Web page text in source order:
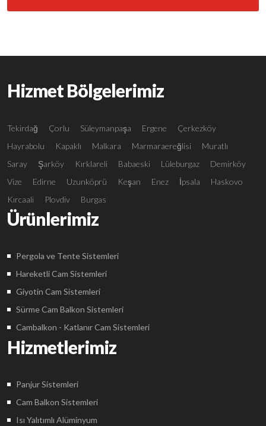
Hizmet Bölgelerimiz
Tekirdağ Çorlu Süleymanpaşa Ergene
Çerkezköy
Hayrabolu
Kapaklı Malkara Marmaraereğlisi
Muratlı
Saray
Şarköy Kırklareli Babaeski Lüleburgaz
Demirköy
Vize
Edirne Uzunköprü Keşan Enez İpsala
Haskovo
Kırcaali
Plovdiv Burgas
Ürünlerimiz
Pergola ve Tente Sistemleri
Hareketli Cam Sistemleri
Giyotin Cam Sistemleri
Sürme Cam Balkon Sistemleri
Cambalkon - Katlanır Cam Sistemleri
Hizmetlerimiz
Panjur Sistemleri
Cam Balkon Sistemleri
Isı Yalıtımlı Alüminyum